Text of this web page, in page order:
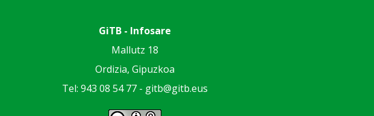
GiTB - Infosare
Mallutz 18
Ordizia, Gipuzkoa
Tel: 943 08 54 77 - gitb@gitb.eus